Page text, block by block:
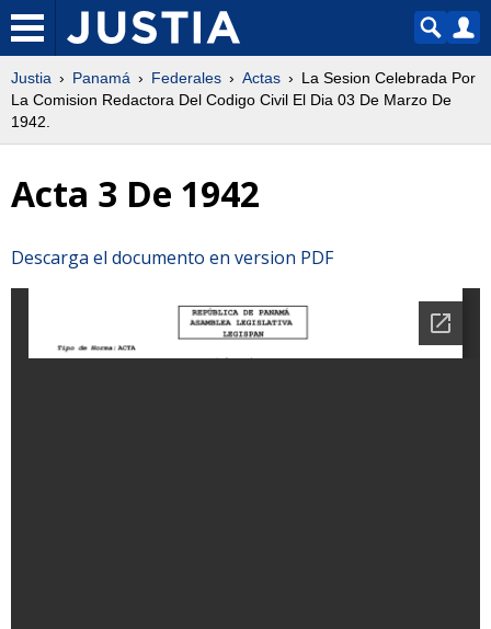
Justia Panamá Federales Actas
La Sesion Celebrada Por
La Comision Redactora Del Codigo Civil El Dia 03 De Marzo De
1942.
Acta 3 De 1942
Descarga el documento en version PDF